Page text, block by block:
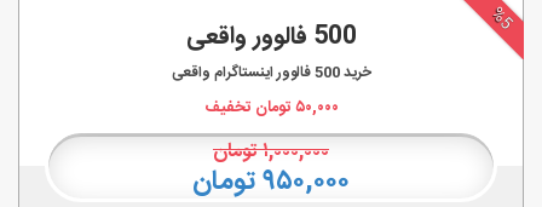
%5 500 فالوور واقعی
خرید500فالوور اینستاگرام واقعی
۵۰,۰۰۰تومان تخفیف
۱,۰۰۰,۰۰۰تومان
۹۵۰,۰۰۰ تومان